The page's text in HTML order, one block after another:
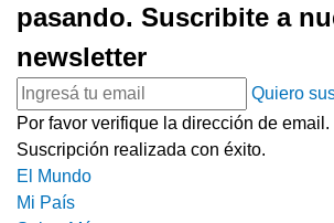
pasando. Suscribite a
newsletter
Quiero
Por favor verifique la dirección de email.
Suscripción realizada con éxito.
El Mundo
Mi País